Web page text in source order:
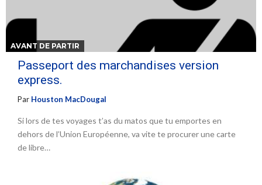
AVANT DE PARTIR
Passeport des marchandises version
express.
Par Houston MacDougal
Si lors de tes voyages t’as du matos que tu emportes en
dehors de l’Union Européenne, va vite te procurer une carte
de libre…